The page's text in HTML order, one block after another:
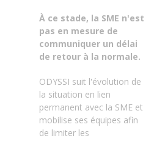
À ce stade, la SME n'est
pas en mesure de
communiquer un délai
de retour à la normale.
ODYSSI suit l'évolution de
la situation en lien
permanent avec la SME et
mobilise ses équipes afin
de limiter les